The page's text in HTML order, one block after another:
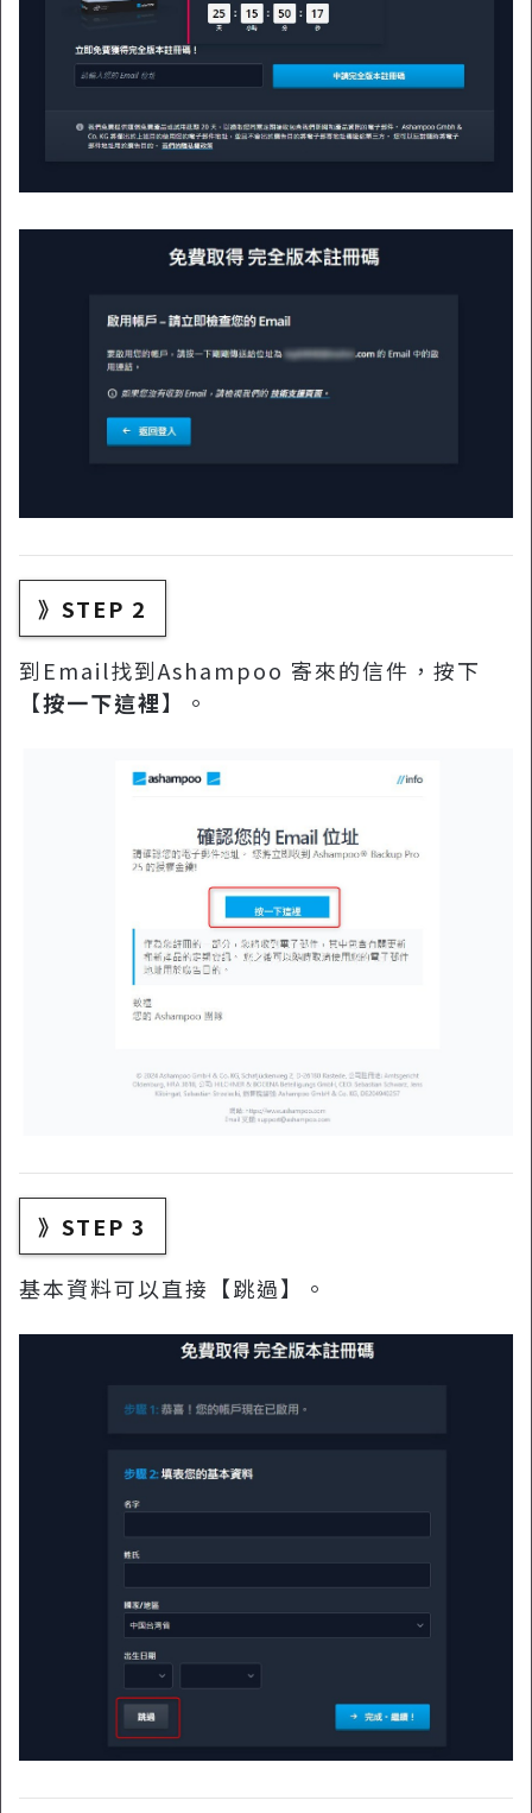
》STEP 2
到Email找到Ashampoo 寄來的信件，按下
【按一下這裡】。
》STEP 3
基本資料可以直接【跳過】。